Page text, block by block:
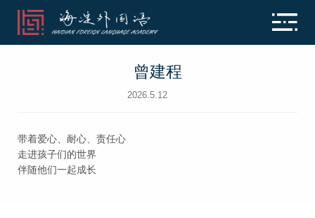
曾建程
2026.5.12
带着爱心、耐心、责任心
走进孩子们的世界
伴随他们一起成长